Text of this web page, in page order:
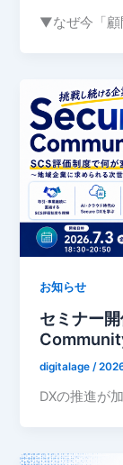
▼なぜ今「顧
お知らせ
セミナー
digitalage/
DXの推進が